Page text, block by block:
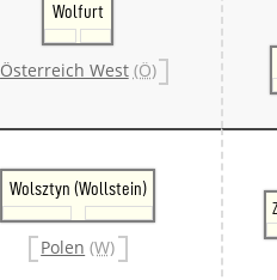
Wolfurt
Österreich West (Ö)
Wolsztyn (Wollstein)
Polen (W)